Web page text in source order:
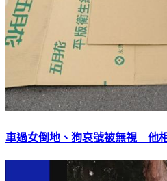
車過女倒地、狗哀號被無視 他